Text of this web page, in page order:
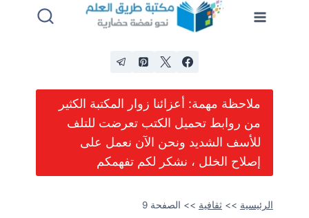
ملاحظة مهمة: أعزائنا زوار المكتبة الكثير
من روابط تحميل الكتب تعرضت للتلف
للأسف الشديد ونحن الآن نعمل على
إصلاح الخلل ، نشكر لكم تفهمكم
الرئيسية >>ثقافية >> الصفحة 9